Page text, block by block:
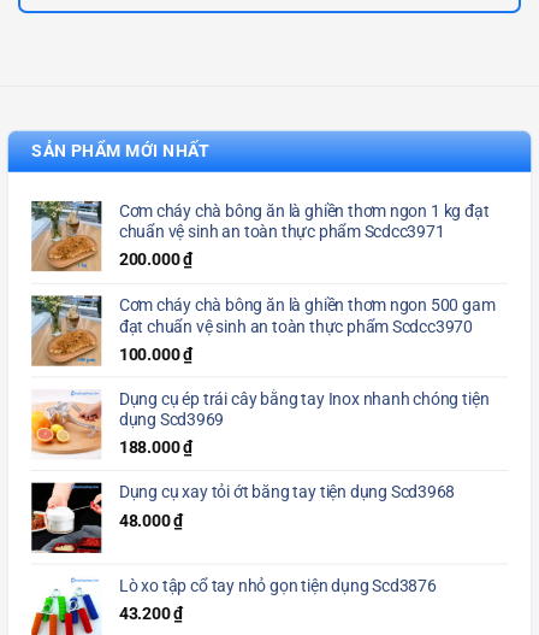
SẢN PHẨM MỚI NHẤT
Cơm cháy chà bông ăn là ghiền thơm ngon 1 kg đạt
chuẩn vệ sinh an toàn thực phẩm Scdcc3971
200.000₫
Cơm cháy chà bông ăn là ghiền thơm ngon 500 gam
đạt chuẩn vệ sinh an toàn thực phẩm Scdcc3970
100.000₫
Dụng cụ ép trái cây bằng tay Inox nhanh chóng tiện
dụng Scd3969
188.000₫
Dụng cụ xay tỏi ớt bằng tay tiện dụng Scd3968
48.000₫
Lò xo tập cổ tay nhỏ gọn tiện dụng Scd3876
43.200₫